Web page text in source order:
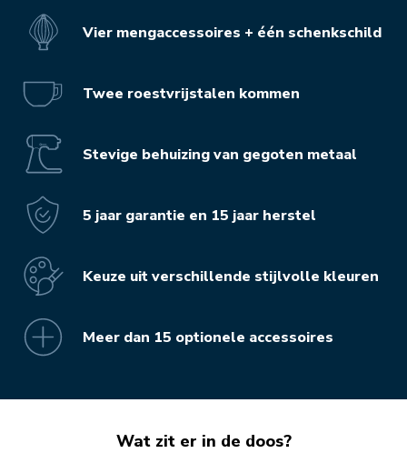
Vier mengaccessoires + één schenkschild
Twee roestvrijstalen kommen
Stevige behuizing van gegoten metaal
5 jaar garantie en 15 jaar herstel
Keuze uit verschillende stijlvolle kleuren
Meer dan 15 optionele accessoires
Wat zit er in de doos?